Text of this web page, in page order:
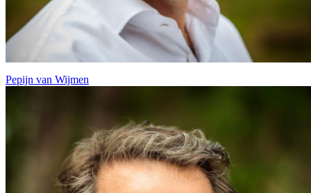
Pepijn van Wijmen